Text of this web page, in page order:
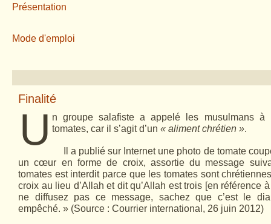
Présentation
Mode d'emploi
Finalité
U n groupe salafiste a appelé les musulmans à
tomates, car il s’agit d’un « aliment chrétien ».
Il a publié sur Internet une photo de tomate
un cœur en forme de croix, assortie du message
tomates est interdit parce que les tomates sont
croix au lieu d’Allah et dit qu’Allah est trois [en référence
ne diffusez pas ce message, sachez que c’est le
empêché. » (Source : Courrier international, 26 juin 2012)